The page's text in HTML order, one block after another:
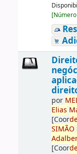
[Número
por ME
Elias
[Coor
SIMÃO
[Coor